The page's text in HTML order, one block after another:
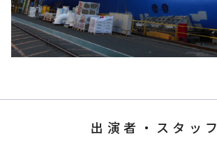
出演者・スタッフ